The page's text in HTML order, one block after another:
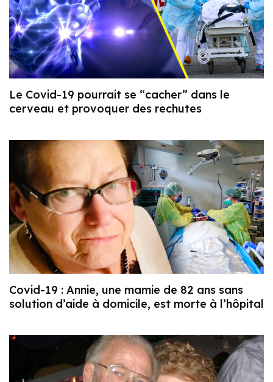
Le Covid-19 pourrait se “cacher” dans le
cerveau et provoquer des rechutes
Covid-19 : Annie, une mamie de 82 ans sans
solution d’aide à domicile, est morte à l’hôpital